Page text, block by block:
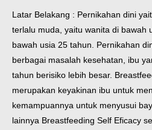
Latar Belakang : Pernikahan dini
terlalu muda, yaitu wanita di bawah
bawah usia 25 tahun. Pernikahan
berbagai masalah kesehatan, ibu
tahun berisiko lebih besar.
merupakan keyakinan ibu untuk
kemampuannya untuk menyusui
lainnya Breastfeeding Self Eficacy